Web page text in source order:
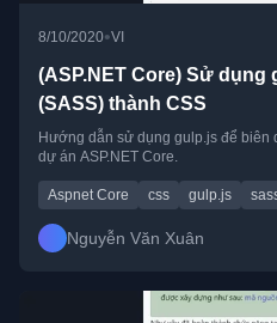
8/10/2020•VI
(ASP.NET Core) Sử dụng
(SASS) thành CSS
Hướng dẫn sử dụng gulp.js để biên
dự án ASP.NET Core.
Aspnet Core css gulp.js
Nguyễn Văn Xuân